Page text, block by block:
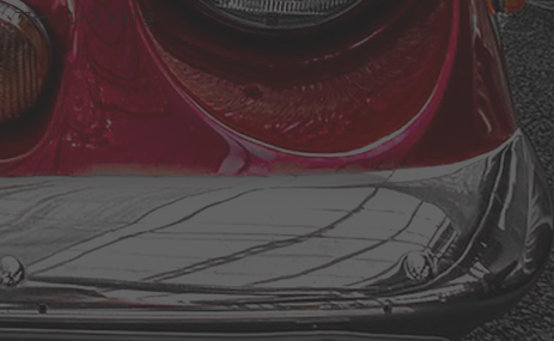
ームレスト付き